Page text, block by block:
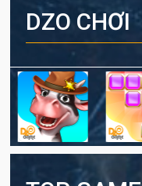
DZO CHƠI